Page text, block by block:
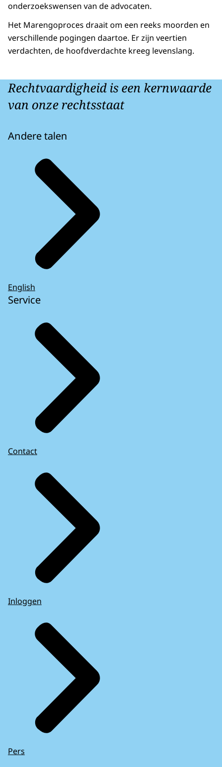
onderzoekswensen van de advocaten.
Het Marengoproces draait om een reeks moorden en
verschillende pogingen daartoe. Er zijn veertien
verdachten, de hoofdverdachte kreeg levenslang.
Rechtvaardigheid is een kernwaarde
van onze rechtsstaat
Andere talen
English
Service
Contact
Inloggen
Pers